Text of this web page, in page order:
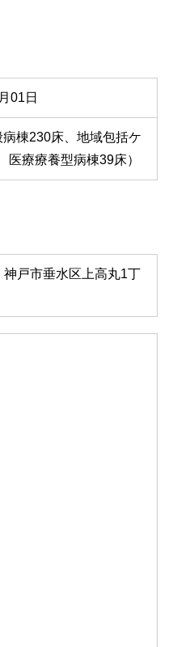
01日
棟230床、地域包括ケ
医療療養型病棟39床）
戸市垂水区上高丸1丁